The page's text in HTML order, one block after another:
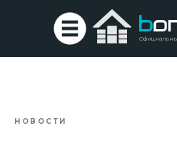
НОВОСТИ